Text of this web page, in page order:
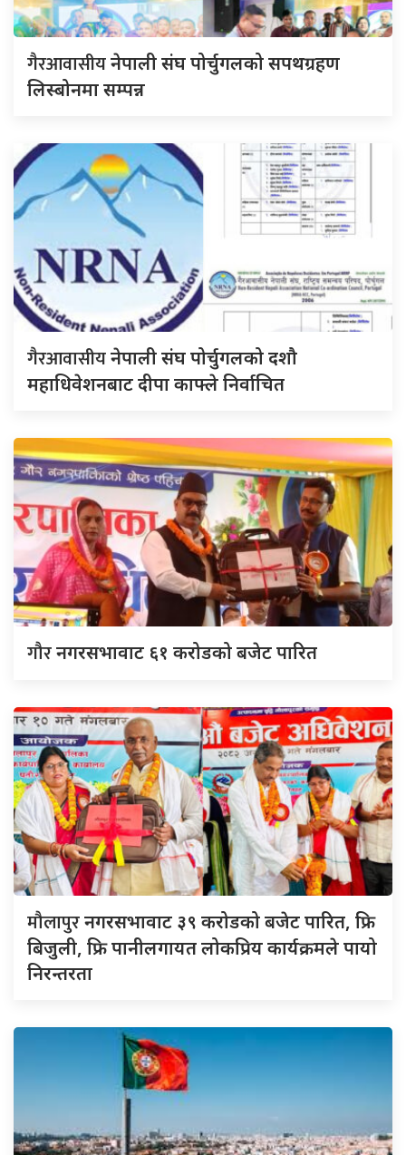
गैरआवासीयनेपाली संघ पोर्चुगलको सपथग्रहण
लिस्बोनमा सम्पन्न
गैरआवासीयनेपाली संघ पोर्चुगलको दशौ
महाधिवेशनबाट दीपा काफ्ले निर्वाचित
गौरनगरसभावाट ६१ करोडको बजेट पारित
मौलापुरनगरसभावाट ३९ करोडको बजेट पारित, फ्रि
बिजुली, फ्रि पानीलगायत लोकप्रिय कार्यक्रमले पायो
निरन्तरता